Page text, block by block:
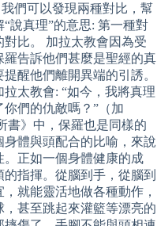
們可以發現兩種對比，幫
說真理”的意思: 第一種對
對比。 加拉太教會因為受
羅告訴他們甚麼是聖經的真
醒他們離開異端的引誘。
太教會: “如今，我將真理
們的仇敵嗎？”（加
書》中，保羅也是同樣的
身體與頭配合的比喻，來說
。正如一個身體健康的成
的指揮。從腦到手，從腦到
就能靈活地做各種動作，
，甚至跳起來灌籃等漂亮的